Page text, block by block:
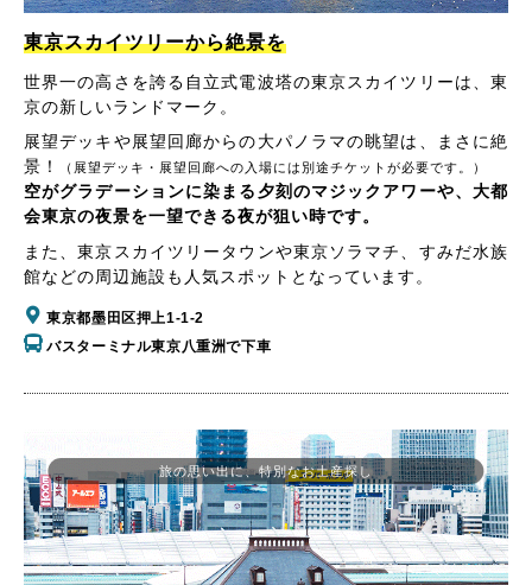
東京スカイツリーから絶景を
世界一の高さを誇る自立式電波塔の東京スカイツリーは、東
京の新しいランドマーク。
展望デッキや展望回廊からの大パノラマの眺望は、まさに絶
景！
（展望デッキ・展望回廊への入場には別途チケットが必要です。）
空がグラデーションに染まる夕刻のマジックアワーや、大都
会東京の夜景を一望できる夜が狙い時です。
また、東京スカイツリータウンや東京ソラマチ、すみだ水族
館などの周辺施設も人気スポットとなっています。
東京都墨田区押上1-1-2
バスターミナル東京八重洲で下車
旅の思い出に、特別なお土産探し